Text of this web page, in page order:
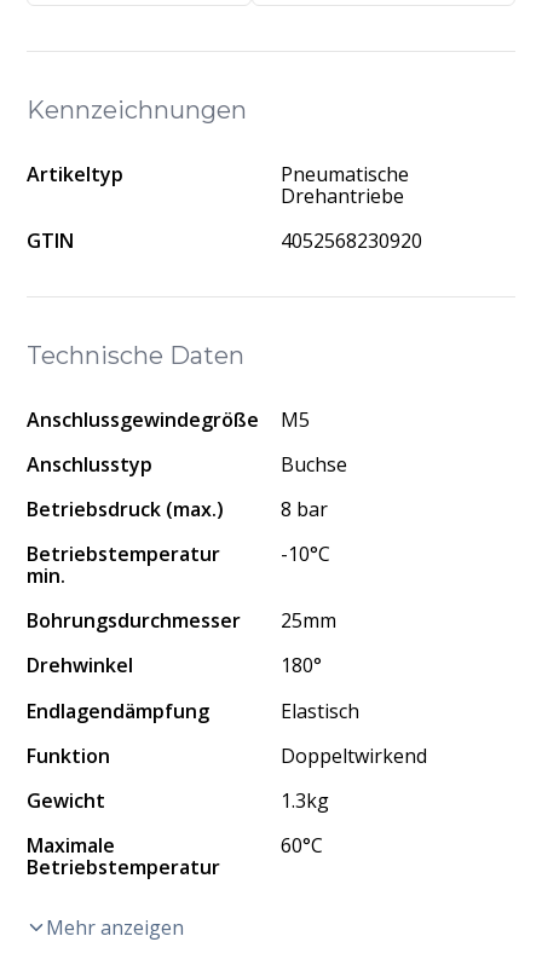
Technische Daten
Anschlussgewindegröße
M5
Anschlusstyp
Buchse
Betriebsdruck (max.)
8 bar
Betriebstemperatur
min.
-10°C
Bohrungsdurchmesser
25mm
Drehwinkel
180°
Endlagendämpfung
Elastisch
Funktion
Doppeltwirkend
Gewicht
1.3kg
Maximale
Betriebstemperatur
60°C
Mehr anzeigen
Kennzeichnungen
Artikeltyp
Pneumatische
Drehantriebe
GTIN
4052568230920